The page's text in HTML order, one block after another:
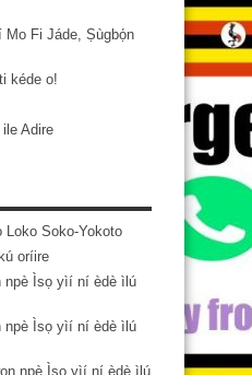
Fi Jáde, Ṣùgbọ́n
kéde o!
Adire
Loko Soko-Yokoto
oríire
npè Ìsọ yìí ní èdè ìlú
npè Ìsọ yìí ní èdè ìlú
npè Ìsọ yìí ní èdè ìlú